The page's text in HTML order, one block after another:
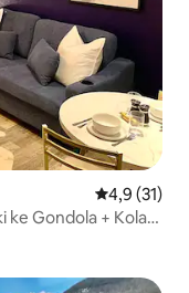
Nilai rata-
4,9 (31)
ke Gondola + Kolam